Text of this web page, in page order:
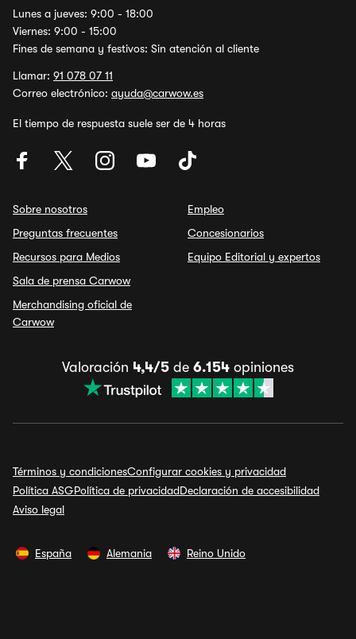
Lunes a jueves: 9:00 - 18:00
Viernes: 9:00 - 15:00
Fines de semana y festivos: Sin atención al cliente
Llamar: 91 078 07 11
Correo electrónico: ayuda@carwow.es
El tiempo de respuesta suele ser de 4 horas
Sobre nosotros
Preguntas frecuentes
Recursos para Medios
Sala de prensa Carwow
Merchandising oficial de
Carwow
Empleo
Concesionarios
Equipo Editorial y expertos
Valoración 4,4/5 de 6.154 opiniones
Términos y condicionesConfigurar cookies y privacidad
Política ASGPolítica de privacidadDeclaración de accesibilidad
Aviso legal
España Alemania Reino Unido